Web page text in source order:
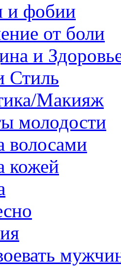
и фобии
от боли
и
Стиль
Макияж
молодости
волосами
кожей